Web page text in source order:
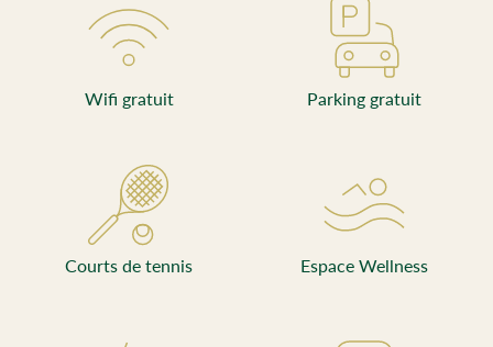
Wifi gratuit Parking gratuit
Courts de tennis Espace Wellness